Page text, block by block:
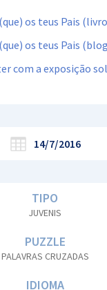
os teus Pais
os teus Pais
com a exposição
14/7/2016
TIPO
JUVENIS
PUZZLE
PALAVRAS CRUZADAS
IDIOMA